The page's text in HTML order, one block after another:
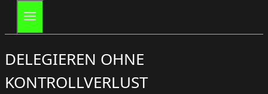
DELEGIEREN OHNE
KONTROLLVERLUST